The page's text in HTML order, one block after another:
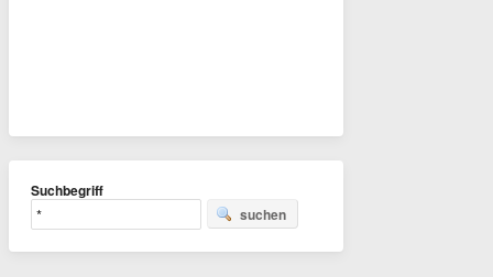
Suchbegriff
suchen